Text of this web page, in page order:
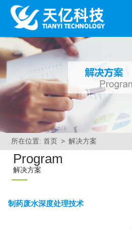
所在位置: 首页 > 解决方案
Program
解决方案
制药废水深度处理技术